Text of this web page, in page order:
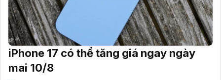
iPhone 17 có thể tăng giá ngay ngày
mai 10/8